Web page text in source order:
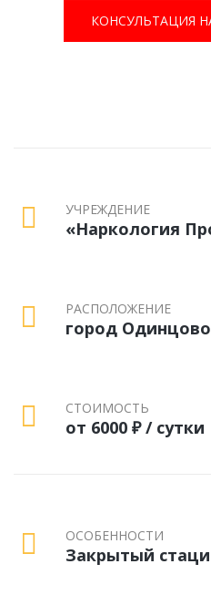
КОНСУЛЬТАЦИЯ
УЧРЕЖДЕНИЕ
«Наркология
РАСПОЛОЖЕНИЕ
город Одинцово
СТОИМОСТЬ
от 6000 ₽ / сутки
ОСОБЕННОСТИ
Закрытый